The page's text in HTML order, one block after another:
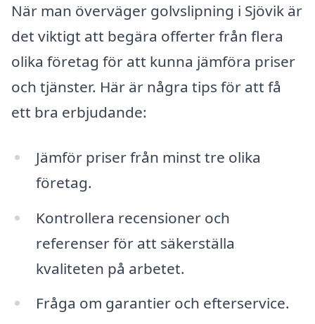
När man överväger golvslipning i Sjövik är
det viktigt att begära offerter från flera
olika företag för att kunna jämföra priser
och tjänster. Här är några tips för att få
ett bra erbjudande:
Jämför priser från minst tre olika
företag.
Kontrollera recensioner och
referenser för att säkerställa
kvaliteten på arbetet.
Fråga om garantier och efterservice.